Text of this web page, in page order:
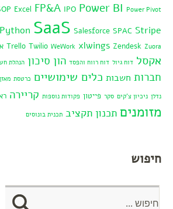
Excel FP&A IPO Power BI Power Pivot
Python SaaS Salesforce SPAC Stripe
Trello Twilio WeWork xlwings Zendesk Zuora
אקסל דוח גיול דוח רווח והפסד הון סיכון הנהלת
חברות חשבות כלים שימושיים כרטסת מאזן
נדלן ניכיון צ'קים סקר פייטון פקודות נוספות קריירה
מזומנים תכנון תקציב תכנית בונוסים
חיפוש